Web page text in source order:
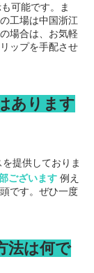
可能です。ま
工場は中国浙江
場合は、お気軽
ップを手配させ
あります
提供しておりま
ございます 例え
です。ぜひ一度
法は何で